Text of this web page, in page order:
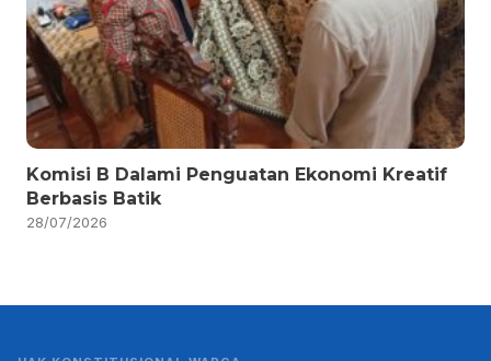
Komisi B Dalami Penguatan Ekonomi Kreatif
Berbasis Batik
28/07/2026